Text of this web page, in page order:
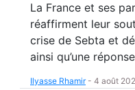
La France et ses
réaffirment leur
crise de Sebta et
ainsi qu’une
Ilyasse Rhamir- 4 août